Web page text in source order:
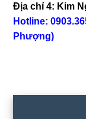
Địa chỉ 4: Kim
Hotline:
Phượng)